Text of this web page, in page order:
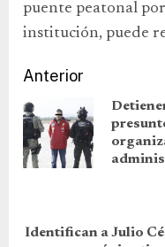
puente peatonal
institución, puede
Anterior
Identifican a Julio